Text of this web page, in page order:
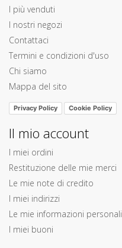
I più venduti
I nostri negozi
Contattaci
Termini e condizioni d'uso
Chi siamo
Mappa del sito
Privacy Policy Cookie Policy
Il mio account
I miei ordini
Restituzione delle mie merci
Le mie note di credito
I miei indirizzi
Le mie informazioni personali
I miei buoni